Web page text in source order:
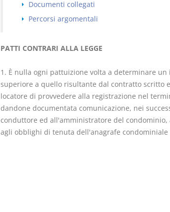
Documenti collegati
Percorsi argomentali
PATTI CONTRARI ALLA LEGGE
1. È nulla ogni pattuizione volta a determinare
superiore a quello risultante dal contratto scritto
locatore di provvedere alla registrazione nel
dandone documentata comunicazione, nei
conduttore ed all'amministratore del
agli obblighi di tenuta dell'anagrafe